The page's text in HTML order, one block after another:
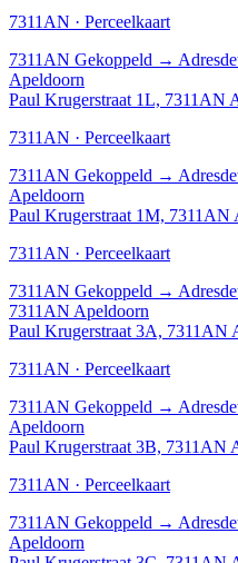
7311AN · Perceelkaart
7311AN Gekoppeld →
Apeldoorn
Paul Krugerstraat 1L, 7311AN
7311AN · Perceelkaart
7311AN Gekoppeld →
Apeldoorn
Paul Krugerstraat 1M, 7311AN
7311AN · Perceelkaart
7311AN Gekoppeld →
7311AN Apeldoorn
Paul Krugerstraat 3A, 7311AN
7311AN · Perceelkaart
7311AN Gekoppeld →
Apeldoorn
Paul Krugerstraat 3B, 7311AN
7311AN · Perceelkaart
7311AN Gekoppeld →
Apeldoorn